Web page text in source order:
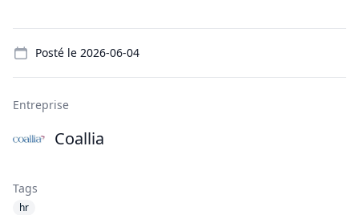
Posté le 2026-06-04
Entreprise
Coallia
Tags
hr